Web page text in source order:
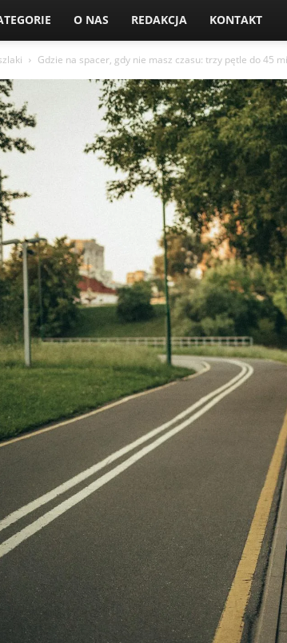
O NAS REDAKCJA KONTAKT
Gdzie na spacer, gdy nie masz czasu: trzy pętle do 45